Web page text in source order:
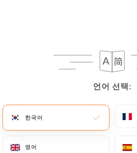
언어 선택:
한국어
영어
언어 선택:
한국어
영어